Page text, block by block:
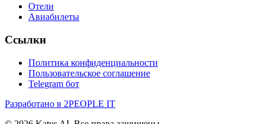
Отели
Авиабилеты
Ссылки
Политика конфиденциальности
Пользовательское соглашение
Telegram бот
Разработано в 2PEOPLE IT